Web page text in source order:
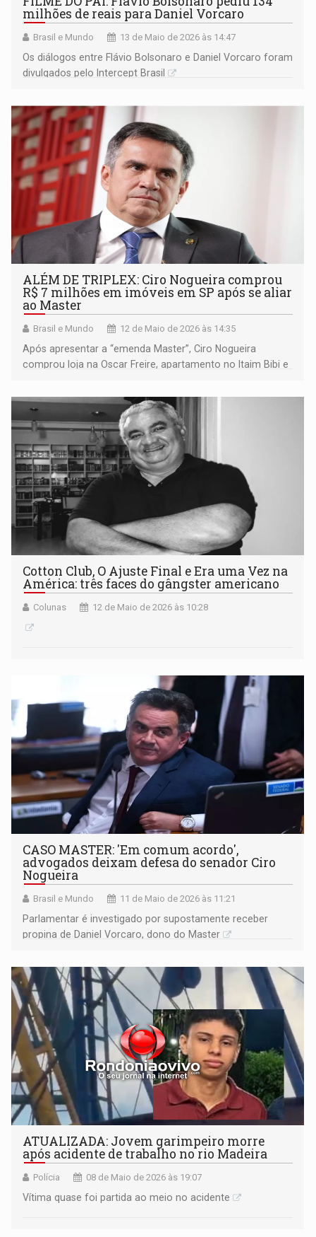
milhões de reais para Daniel Vorcaro
Brasil e Mundo 13 de Maio de 2026 às 14:47
Os diálogos entre Flávio Bolsonaro e Daniel Vorcaro foram
divulgados pelo Intercept Brasil
ALÉM DE TRIPLEX: Ciro Nogueira comprou
R$ 7 milhões em imóveis em SP após se aliar
ao Master
Brasil e Mundo 12 de Maio de 2026 às 14:35
Após apresentar a “emenda Master”, Ciro Nogueira
comprou loja na Oscar Freire, apartamento no Itaim Bibi e
Cotton Club, O Ajuste Final e Era uma Vez na
América: três faces do gângster americano
Colunas 12 de Maio de 2026 às 10:28
CASO MASTER: 'Em comum acordo',
advogados deixam defesa do senador Ciro
Nogueira
Brasil e Mundo 11 de Maio de 2026 às 11:21
Parlamentar é investigado por supostamente receber
propina de Daniel Vorcaro, dono do Master
ATUALIZADA: Jovem garimpeiro morre
após acidente de trabalho no rio Madeira
Polícia 08 de Maio de 2026 às 19:07
Vítima quase foi partida ao meio no acidente